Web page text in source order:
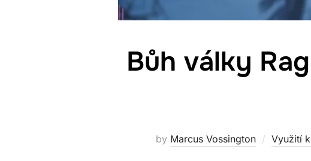
Bůh války
by Marcus Vossington Využití